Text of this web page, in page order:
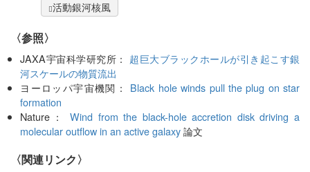
活動銀河核風
〈参照〉
JAXA宇宙科学研究所： 超巨大ブラックホールが引き起こす銀
河スケールの物質流出
ヨーロッパ宇宙機関： Black hole winds pull the plug on star
formation
Nature：Wind from the black-hole accretion disk driving a
molecular outflow in an active galaxy論文
〈関連リンク〉